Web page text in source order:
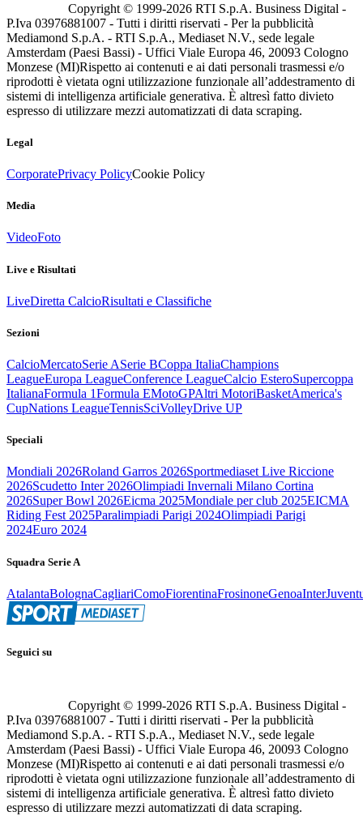
Copyright © 1999-2026 RTI S.p.A. Business Digital -
P.Iva 03976881007 - Tutti i diritti riservati - Per la pubblicità
Mediamond S.p.A. - RTI S.p.A., Mediaset N.V., sede legale
Amsterdam (Paesi Bassi) - Uffici Viale Europa 46, 20093 Cologno
Monzese (MI)Rispetto ai contenuti e ai dati personali trasmessi e/o
riprodotti è vietata ogni utilizzazione funzionale all’addestramento di
sistemi di intelligenza artificiale generativa. È altresì fatto divieto
espresso di utilizzare mezzi automatizzati di data scraping.
Legal
CorporatePrivacy PolicyCookie Policy
Media
VideoFoto
Live e Risultati
LiveDiretta CalcioRisultati e Classifiche
Sezioni
CalcioMercatoSerie ASerie BCoppa ItaliaChampions
LeagueEuropa LeagueConference LeagueCalcio EsteroSupercoppa
ItalianaFormula 1Formula EMotoGPAltri MotoriBasketAmerica's
CupNations LeagueTennisSciVolleyDrive UP
Speciali
Mondiali 2026Roland Garros 2026Sportmediaset Live Riccione
2026Scudetto Inter 2026Olimpiadi Invernali Milano Cortina
2026Super Bowl 2026Eicma 2025Mondiale per club 2025EICMA
Riding Fest 2025Paralimpiadi Parigi 2024Olimpiadi Parigi
2024Euro 2024
Squadra Serie A
AtalantaBolognaCagliariComoFiorentinaFrosinoneGenoaInter
Seguici su
Copyright © 1999-2026 RTI S.p.A. Business Digital -
P.Iva 03976881007 - Tutti i diritti riservati - Per la pubblicità
Mediamond S.p.A. - RTI S.p.A., Mediaset N.V., sede legale
Amsterdam (Paesi Bassi) - Uffici Viale Europa 46, 20093 Cologno
Monzese (MI)Rispetto ai contenuti e ai dati personali trasmessi e/o
riprodotti è vietata ogni utilizzazione funzionale all’addestramento di
sistemi di intelligenza artificiale generativa. È altresì fatto divieto
espresso di utilizzare mezzi automatizzati di data scraping.